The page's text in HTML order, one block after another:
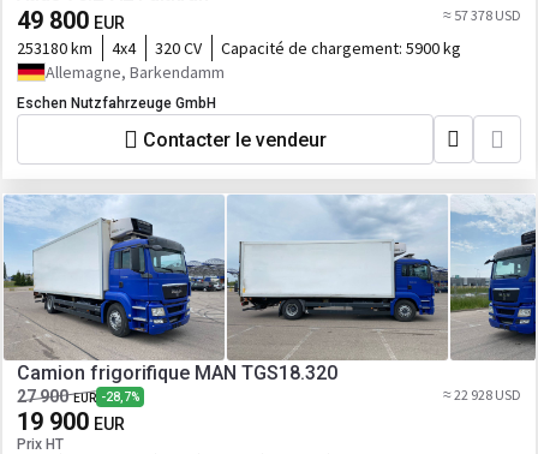
49 800 EUR ≈ 57 378 USD
253180 km 4x4 320 CV Capacité de chargement: 5900 kg
Allemagne, Barkendamm
Eschen Nutzfahrzeuge GmbH
Contacter le vendeur
Camion frigorifique MAN TGS18.320
27 900 EUR -28,7%
19 900 EUR
Prix HT
≈ 22 928 USD